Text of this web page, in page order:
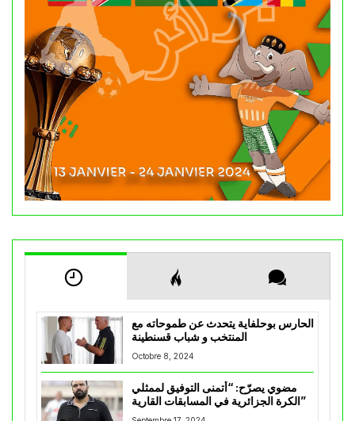
الحارس بوحلفاية يتحدث عن طموحاته مع
المنتخب و شباب قسنطينة
Octobre 8, 2024
مضوي يصرّح: “أتمنى التوفيق لممثلي
الكرة الجزائرية في المسابقات القارية”